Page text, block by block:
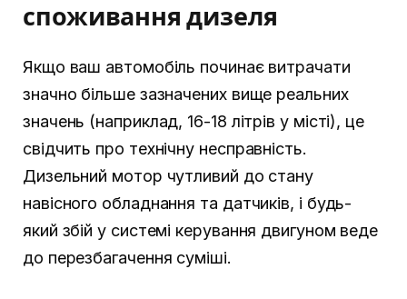
споживання дизеля
Якщо ваш автомобіль починає витрачати
значно більше зазначених вище реальних
значень (наприклад, 16-18 літрів у місті), це
свідчить про технічну несправність.
Дизельний мотор чутливий до стану
навісного обладнання та датчиків, і будь-
який збій у системі керування двигуном веде
до перезбагачення суміші.